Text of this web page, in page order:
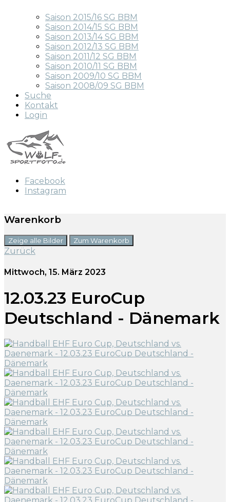
Saison 2015/16 SG BBM
Saison 2014/15 SG BBM
Saison 2013/14 SG BBM
Saison 2012/13 SG BBM
Saison 2011/12 SG BBM
Saison 2010/11 SG BBM
Saison 2009/10 SG BBM
Saison 2008/09 SG BBM
Suche
Kontakt
Login
Facebook
Instagram
Warenkorb
Zeige alle Bilder Zum Warenkorb
Zurück
Mittwoch, 15. März 2023
12.03.23 EuroCup
Deutschland - Dänemark